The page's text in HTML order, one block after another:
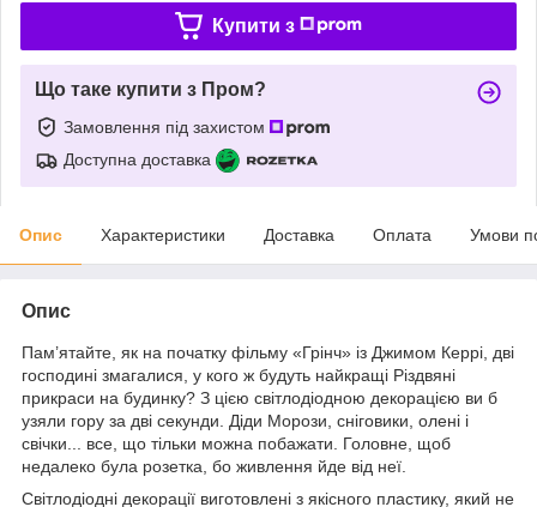
Купити з
Що таке купити з Пром?
Замовлення під захистом
Доступна доставка
Опис Характеристики Доставка Оплата Умови
Опис
Пам’ятайте, як на початку фільму «Грінч» із Джимом Керрі, дві
господині змагалися, у кого ж будуть найкращі Різдвяні
прикраси на будинку? З цією світлодіодною декорацією ви б
узяли гору за дві секунди. Діди Морози, сніговики, олені і
свічки... все, що тільки можна побажати. Головне, щоб
недалеко була розетка, бо живлення йде від неї.
Світлодіодні декорації виготовлені з якісного пластику, який не